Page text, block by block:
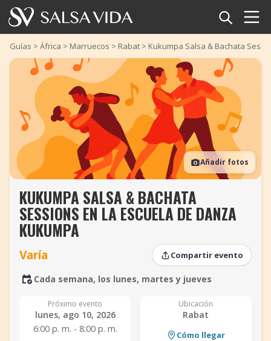
Inicio
Eventos
Noticias
Artículos
Videos
Glosario
Tienda
TuneTempo
Añadir evento
Guías > África > Marruecos > Rabat > Kukumpa Salsa & Bachata
Añadir fotos
KUKUMPA SALSA & BACHATA
SESSIONS EN LA ESCUELA DE DANZA
KUKUMPA
Varía Compartir evento
Cada semana, los lunes, martes y jueves
Próximo evento
lunes, ago 10, 2026
6:00 p. m. - 8:00 p. m.
Ubicación
Rabat
Cómo llegar